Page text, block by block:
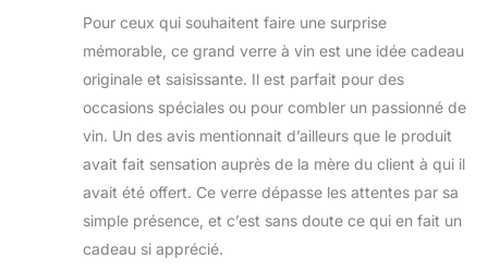
Pour ceux qui souhaitent faire une surprise
mémorable, ce grand verre à vin est une idée cadeau
originale et saisissante. Il est parfait pour des
occasions spéciales ou pour combler un passionné de
vin. Un des avis mentionnait d’ailleurs que le produit
avait fait sensation auprès de la mère du client à qui il
avait été offert. Ce verre dépasse les attentes par sa
simple présence, et c’est sans doute ce qui en fait un
cadeau si apprécié.